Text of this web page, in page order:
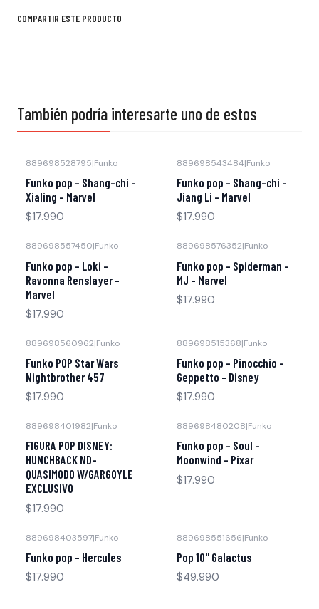
COMPARTIR ESTE PRODUCTO
También podría interesarte uno de estos
889698528795|Funko
Funko pop - Shang-chi -
Xialing - Marvel
$17.990
889698543484|Funko
Funko pop - Shang-chi -
Jiang Li - Marvel
$17.990
889698557450|Funko
Funko pop - Loki -
Ravonna Renslayer -
Marvel
$17.990
889698576352|Funko
Funko pop - Spiderman -
MJ - Marvel
$17.990
889698560962|Funko
Funko POP Star Wars
Nightbrother 457
$17.990
889698515368|Funko
Funko pop - Pinocchio -
Geppetto - Disney
$17.990
889698401982|Funko
FIGURA POP DISNEY:
HUNCHBACK ND-
QUASIMODO W/GARGOYLE
EXCLUSIVO
$17.990
889698480208|Funko
Funko pop - Soul -
Moonwind - Pixar
$17.990
889698403597|Funko
Funko pop - Hercules
$17.990
889698551656|Funko
Pop 10" Galactus
$49.990